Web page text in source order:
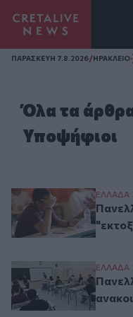
Homepage
ΠΑΡΑΣΚΕΥΗ 7.8.2026/ΗΡΑΚΛΕΙΟ
Όλα τα
Υποψήφιοι
ΕΛΛAΔΑ
ΕΛΛAΔΑ